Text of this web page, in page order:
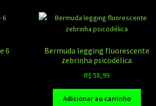
6
Bermuda legging fluorescente
zebrinha psicodélica
R$ 58,99
Adicionar ao carrinho